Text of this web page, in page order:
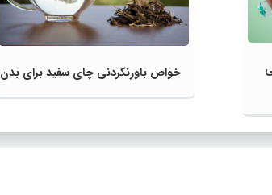
خواص باورنکردنی چای سفید برای بدن